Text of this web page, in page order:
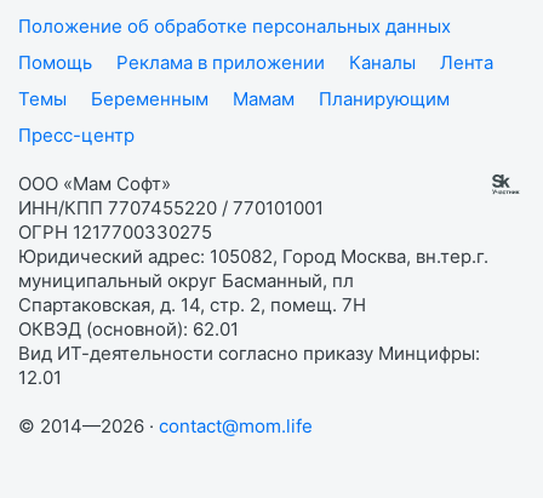
Положение об обработке персональных данных
Помощь
Реклама в приложении Каналы
Лента
Темы
Беременным Мамам
Планирующим
Пресс-центр
ООО «Мам Софт»
ИНН/КПП 7707455220 / 770101001
ОГРН 1217700330275
Юридический адрес: 105082, Город Москва, вн.тер.г.
муниципальный округ Басманный, пл
Спартаковская, д. 14, стр. 2, помещ. 7Н
ОКВЭД (основной): 62.01
Вид ИТ-деятельности согласно приказу Минцифры:
12.01
© 2014—2026 · contact@mom.life